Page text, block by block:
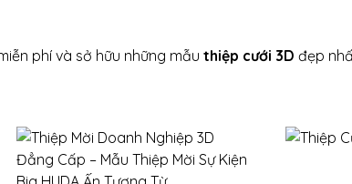
phí và sở hữu những mẫu thiệp cưới 3D đẹp